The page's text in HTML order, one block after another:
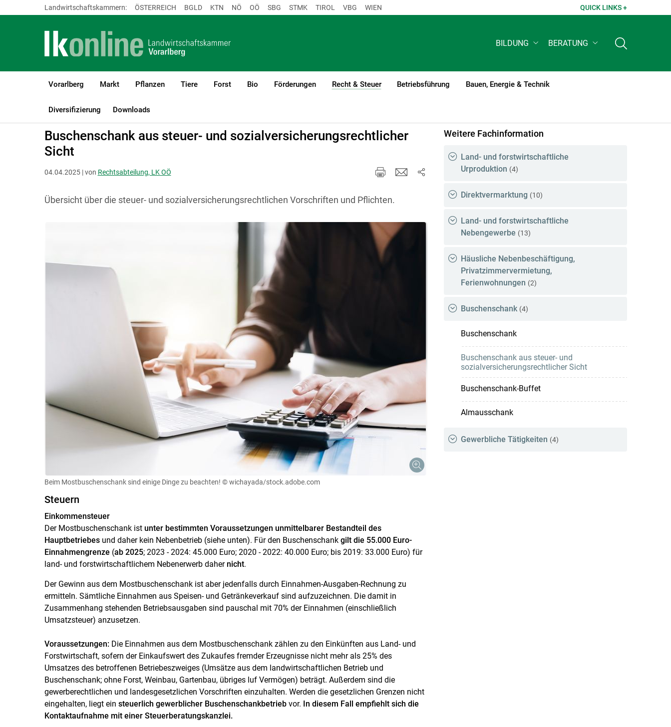
Landwirtschaftskammern: ÖSTERREICH BGLD KTN NÖ OÖ SBG STMK TIROL VBG WIEN QUICK LINKS +
BILDUNG BERATUNG
Vorarlberg Markt Pflanzen Tiere Forst Bio Förderungen Recht & Steuer
(current)1
Betriebsführung Bauen, Energie & Technik
Diversifizierung Downloads
LK Vorarlberg Recht & Steuer Landwirtschaft und Gewerbe
Buschenschank aus steuer- und sozialversicherungsrechtlicher
Sicht
04.04.2025 | von Rechtsabteilung, LK OÖ
Übersicht über die steuer- und sozialversicherungsrechtlichen Vorschriften und Pflichten.
Beim Mostbuschenschank sind einige Dinge zu beachten! © wichayada/stock.adobe.com
Steuern
Einkommensteuer
Der Mostbuschenschank ist unter bestimmten Voraussetzungen unmittelbarer Bestandteil des
Hauptbetriebesund daher kein Nebenbetrieb (siehe unten). Für den Buschenschank gilt die 55.000 Euro-
Einnahmengrenze (ab 2025; 2023 - 2024: 45.000 Euro; 2020 - 2022: 40.000 Euro; bis 2019: 33.000 Euro) für
land- und forstwirtschaftlichem Nebenerwerb daher nicht.
Der Gewinn aus dem Mostbuschenschank ist aber jedenfalls durch Einnahmen-Ausgaben-Rechnung zu
ermitteln. Sämtliche Einnahmen aus Speisen- und Getränkeverkauf sind aufzuzeichnen. Die damit in
Zusammenhang stehenden Betriebsausgaben sind pauschal mit 70% der Einnahmen (einschließlich
Umsatzsteuer) anzusetzen.
Voraussetzungen:Die Einnahmen aus dem Mostbuschenschank zählen zu den Einkünften aus Land- und
Forstwirtschaft, sofern der Einkaufswert des Zukaufes fremder Erzeugnisse nicht mehr als 25% des
Umsatzes des betroffenen Betriebeszweiges (Umsätze aus dem landwirtschaftlichen Betrieb und
Buschenschank; ohne Forst, Weinbau, Gartenbau, übriges luf Vermögen) beträgt. Außerdem sind die
gewerberechtlichen und landesgesetzlichen Vorschriften einzuhalten. Werden die gesetzlichen Grenzen nicht
eingehalten, liegt ein steuerlich gewerblicher Buschenschankbetriebvor. In diesem Fall empfiehlt sich die
Kontaktaufnahme mit einer Steuerberatungskanzlei.
Weitere Fachinformation
Land- und forstwirtschaftliche
Urproduktion (4)
Direktvermarktung (10)
Land- und forstwirtschaftliche
Nebengewerbe (13)
Häusliche Nebenbeschäftigung,
Privatzimmervermietung,
Ferienwohnungen (2)
Buschenschank (4)
Buschenschank
Buschenschank aus steuer- und
sozialversicherungsrechtlicher Sicht
Buschenschank-Buffet
Almausschank
Gewerbliche Tätigkeiten (4)